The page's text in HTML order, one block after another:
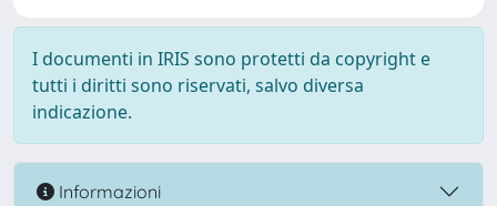
I documenti in IRIS sono protetti da copyright e
tutti i diritti sono riservati, salvo diversa
indicazione.
Informazioni